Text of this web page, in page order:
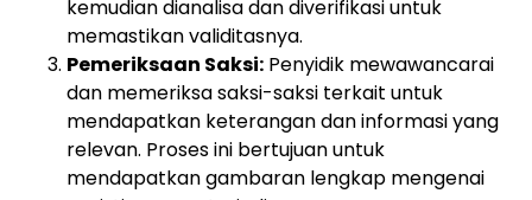
kemudian dianalisa dan diverifikasi untuk
memastikan validitasnya.
Pemeriksaan Saksi: Penyidik mewawancarai
dan memeriksa saksi-saksi terkait untuk
mendapatkan keterangan dan informasi yang
relevan. Proses ini bertujuan untuk
mendapatkan gambaran lengkap mengenai